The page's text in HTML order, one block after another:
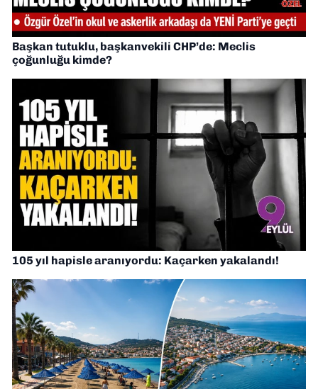
Başkan tutuklu, başkanvekili CHP’de: Meclis
çoğunluğu kimde?
105 yıl hapisle aranıyordu: Kaçarken yakalandı!